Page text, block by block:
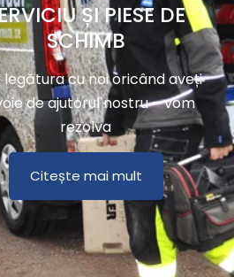
ȘI PIESE DE
SCHIMB
legătura cu noi oricând aveți
de ajutorul nostru – vom
rezolva
Citește mai mult